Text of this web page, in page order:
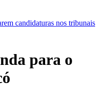
tribunais
Senai RN
para o